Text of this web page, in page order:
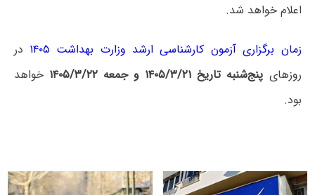
اعلام خواهد شد.
زمان برگزاری آزمون کارشناسی ارشد وزارت بهداشت ۱۴۰۵
در
روزهای پنج‌شنبه تاریخ ۱۴۰۵/۳/۲۱ و جمعه ۱۴۰۵/۳/۲۲
خواهد
بود.